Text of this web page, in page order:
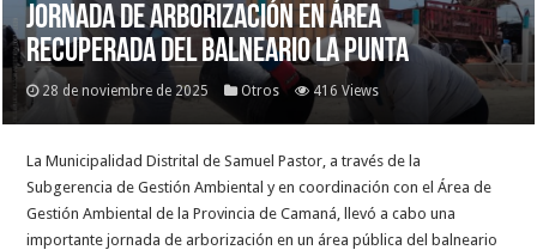
JORNADA DE ARBORIZACIÓN EN ÁREA
RECUPERADA DEL BALNEARIO LA PUNTA
28 de noviembre de 2025 Otros 416 Views
La Municipalidad Distrital de Samuel Pastor, a través de la
Subgerencia de Gestión Ambiental y en coordinación con el Área de
Gestión Ambiental de la Provincia de Camaná, llevó a cabo una
importante jornada de arborización en un área pública del balneario